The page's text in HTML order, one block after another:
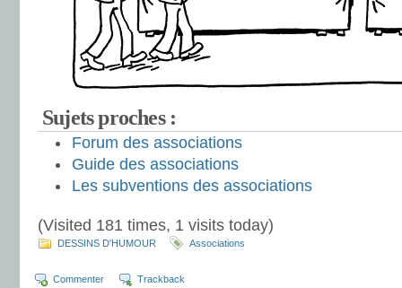
Sujets proches :
Forum des associations
Guide des associations
Les subventions des associations
(Visited 181 times, 1 visits today)
DESSINS D'HUMOUR Associations
Commenter Trackback